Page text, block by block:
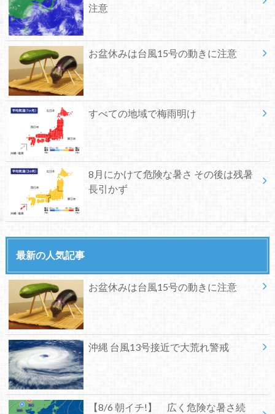
注意
お盆休みは台風15号の動きに注意
すべての地域で梅雨明け
8月にかけて危険な暑さ その後は残暑
長引かず
最新の人気記事
お盆休みは台風15号の動きに注意
沖縄 台風13号接近で大荒れ警戒
【8/6 朝イチ!】 広く危険な暑さ続